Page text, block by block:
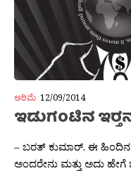
ಅರಿಮೆ 12/09/2014
ಇಡುಗಂಟಿನ
– ಬರತ್ ಕುಮಾರ್. ಈ ಹಿಂದಿನ
ಅಂದರೇನು ಮತ್ತು ಅದು